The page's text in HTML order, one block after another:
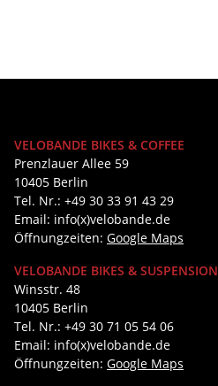
VELOBANDE BIKES & COFFEE
Prenzlauer Allee 59
10405 Berlin
Tel. Nr.: +49 30 33 91 43 29
Email: info(x)velobande.de
Öffnungzeiten: Google Maps
VELOBANDE BIKES & SUSPENSION
Winsstr. 48
10405 Berlin
Tel. Nr.: +49 30 71 05 54 06
Email: info(x)velobande.de
Öffnungzeiten: Google Maps